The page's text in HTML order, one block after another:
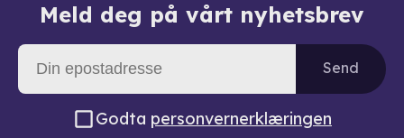
Meld deg på vårt nyhetsbrev
Send
Godta personvernerklæringen